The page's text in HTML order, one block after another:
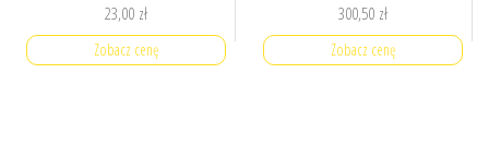
23,00 zł
Zobacz cenę
300,50 zł
Zobacz cenę